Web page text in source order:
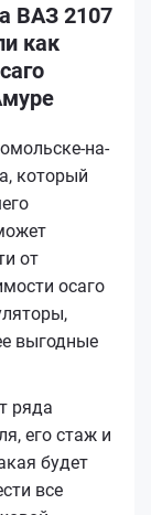
ВАЗ 2107
как
на-
который
от
осаго
выгодные
ряда
его стаж и
будет
все